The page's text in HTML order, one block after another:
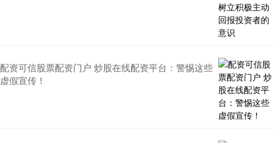
配资可信股票配资门户 炒股在线配资平台：警惕这些
虚假宣传！